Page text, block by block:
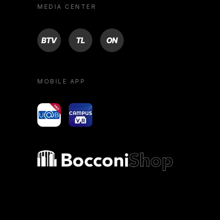
MEDIA CENTER
BTV TL ON
MOBILE APP
yoU@B Campus VR
Bocconi shop